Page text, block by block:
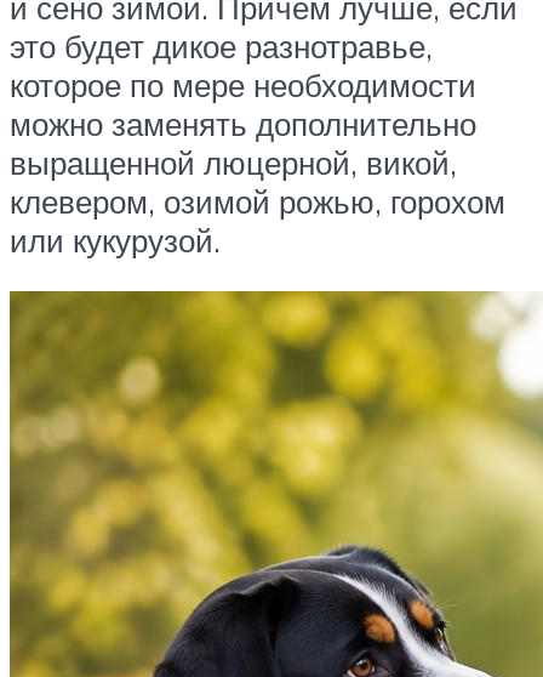
это будет дикое разнотравье,
которое по мере необходимости
можно заменять дополнительно
выращенной люцерной, викой,
клевером, озимой рожью, горохом
или кукурузой.